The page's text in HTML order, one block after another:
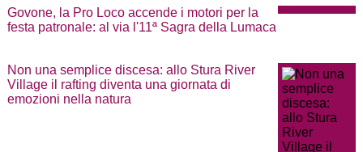
Govone, la Pro Loco accende i motori per la
festa patronale: al via l'11ª Sagra della Lumaca
Non una semplice discesa: allo Stura River
Village il rafting diventa una giornata di
emozioni nella natura